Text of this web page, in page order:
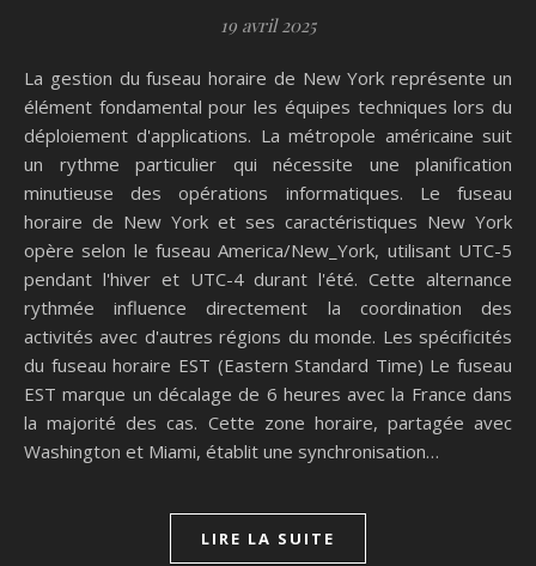
19 avril 2025
La gestion du fuseau horaire de New York représente un
élément fondamental pour les équipes techniques lors du
déploiement d'applications. La métropole américaine suit
un rythme particulier qui nécessite une planification
minutieuse des opérations informatiques. Le fuseau
horaire de New York et ses caractéristiques New York
opère selon le fuseau America/New_York, utilisant UTC-5
pendant l'hiver et UTC-4 durant l'été. Cette alternance
rythmée influence directement la coordination des
activités avec d'autres régions du monde. Les spécificités
du fuseau horaire EST (Eastern Standard Time) Le fuseau
EST marque un décalage de 6 heures avec la France dans
la majorité des cas. Cette zone horaire, partagée avec
Washington et Miami, établit une synchronisation…
LIRE LA SUITE